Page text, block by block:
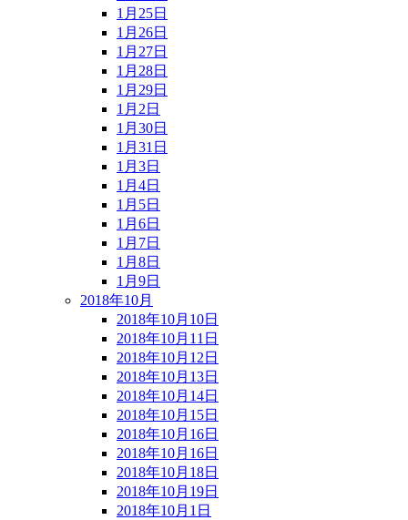
1月25日
1月26日
1月27日
1月28日
1月29日
1月2日
1月30日
1月31日
1月3日
1月4日
1月5日
1月6日
1月7日
1月8日
1月9日
2018年10月
2018年10月10日
2018年10月11日
2018年10月12日
2018年10月13日
2018年10月14日
2018年10月15日
2018年10月16日
2018年10月16日
2018年10月18日
2018年10月19日
2018年10月1日